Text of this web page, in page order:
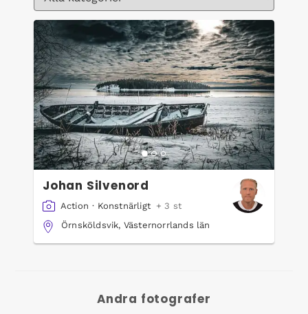
Johan Silvenord
Action · Konstnärligt + 3 st
Örnsköldsvik, Västernorrlands län
Andra fotografer